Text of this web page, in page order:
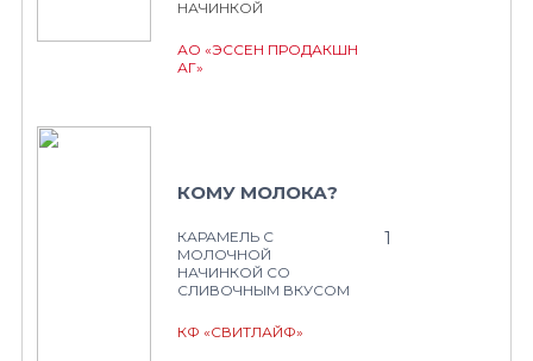
НАЧИНКОЙ
АО «ЭССЕН ПРОДАКШН
АГ»
КОМУ МОЛОКА?
КАРАМЕЛЬ С
МОЛОЧНОЙ
НАЧИНКОЙ СО
СЛИВОЧНЫМ ВКУСОМ
КФ «СВИТЛАЙФ»
1